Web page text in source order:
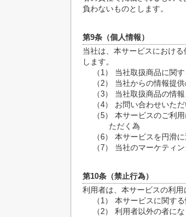
負わないものとします。
第9条（個人情報）
当社は、本サービスにおけ
します。
（1） 当社取扱商品に関
（2） 当社からの情報提
（3） 当社取扱商品の情
（4） お問い合わせいた
（5） 本サービスのご利
ただく為
（6） 本サービスを円滑
（7） 当社のマーケティ
第10条（禁止行為）
利用者は、本サービスの利用
（1） 本サービスに関す
（2） 利用者以外の者に